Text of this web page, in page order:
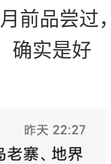
前品尝过，
确实是好